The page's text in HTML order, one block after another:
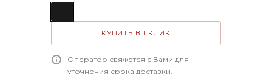
КУПИТЬ В 1 КЛИК
Оператор свяжется с Вами для
уточнения срока доставки.